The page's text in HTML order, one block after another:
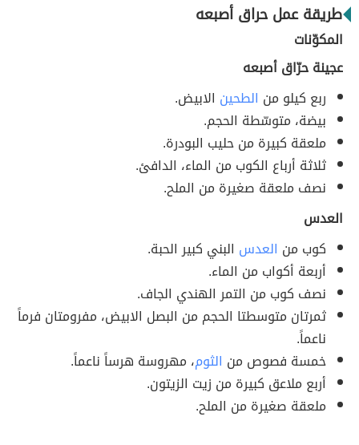
طريقة عمل حراق أصبعه
المكوّنات
عجينة حرّاق أصبعه
ربع كيلو من الطحين الابيض.
بيضة، متوسّطة الحجم.
ملعقة كبيرة من حليب البودرة.
ثلاثة أرباع الكوب من الماء، الدافئ.
نصف ملعقة صغيرة من الملح.
العدس
كوب من العدس البني كبير الحبة.
أربعة أكواب من الماء.
نصف كوب من التمر الهندي الجاف.
ثمرتان متوسطتا الحجم من البصل الابيض، مفرومتان فرماً
ناعماً.
خمسة فصوص من الثوم، مهروسة هرساً ناعماً.
أربع ملاعق كبيرة من زيت الزيتون.
ملعقة صغيرة من الملح.